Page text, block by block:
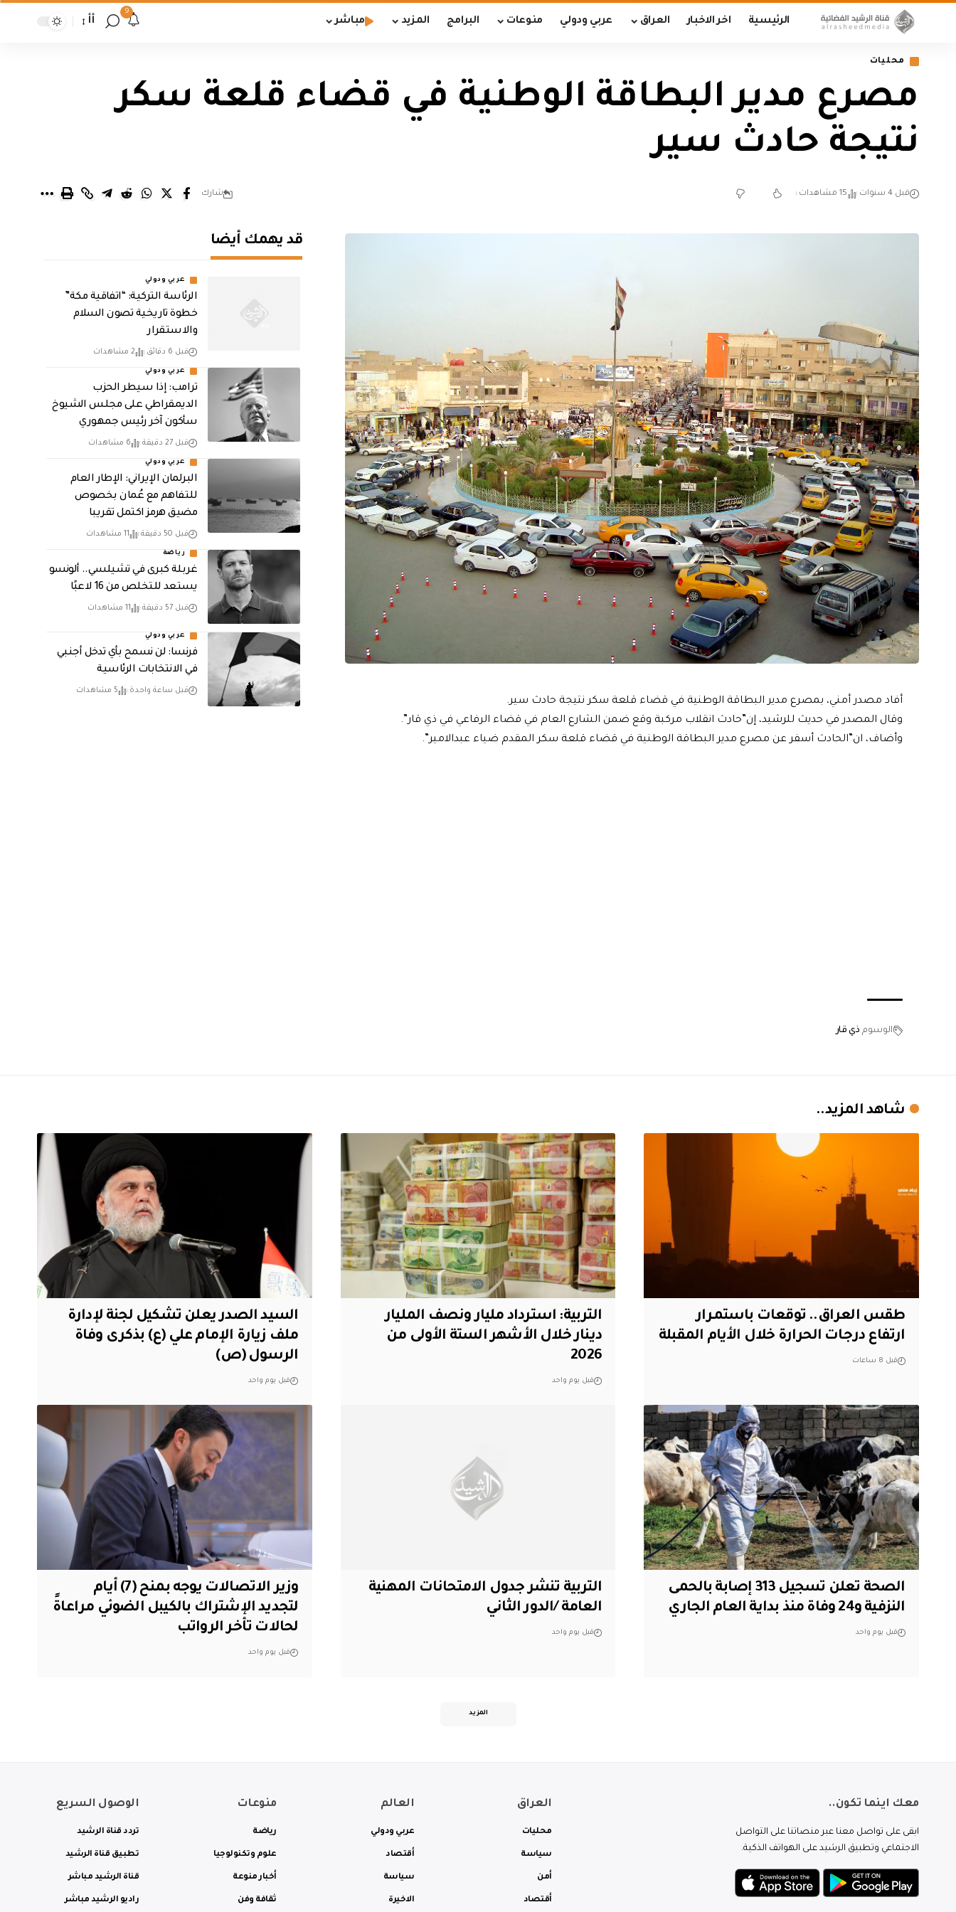
الرئيسية اخر الاخبار العراق عربي ودولي منوعات البرامج المزيد مباشر
9
أأ
محليات
مصرع مدير البطاقة الوطنية في قضاء قلعة سكر
نتيجة حادث سير
قبل 4 سنوات 15 مشاهدات شارك
أفاد مصدر أمني، بمصرع مدير البطاقة الوطنية في قضاء قلعة سكر نتيجة حادث سير.
وقال المصدر في حديث للرشيد، إن”حادث انقلاب مركبة وقع ضمن الشارع العام في قضاء الرفاعي في ذي قار”.
وأضاف، ان”الحادث أسفر عن مصرع مدير البطاقة الوطنية في قضاء قلعة سكر المقدم ضياء عبدالامير”.
الوسوم ذي قار
قد يهمك أيضا
عربي ودولي
الرئاسة التركية: “اتفاقية مكة”
خطوة تاريخية تصون السلام
والاستقرار
قبل 6 دقائق 2 مشاهدات
عربي ودولي
ترامب: إذا سيطر الحزب
الديمقراطي على مجلس الشيوخ
سأكون آخر رئيس جمهوري
قبل 27 دقيقة 6 مشاهدات
عربي ودولي
البرلمان الإيراني: الإطار العام
للتفاهم مع عُمان بخصوص
مضيق هرمز اكتمل تقريبا
قبل 50 دقيقة 11 مشاهدات
رياضة
غربلة كبرى في تشيلسي.. ألونسو
يستعد للتخلص من 16 لاعبًا
قبل 57 دقيقة 11 مشاهدات
عربي ودولي
فرنسا: لن نسمح بأي تدخل أجنبي
في الانتخابات الرئاسية
قبل ساعة واحدة 5 مشاهدات
شاهد المزيد..
طقس العراق.. توقعات باستمرار
ارتفاع درجات الحرارة خلال الأيام المقبلة
قبل 8 ساعات
التربية: استرداد مليار ونصف المليار
دينار خلال الأشهر الستة الأولى من
2026
قبل يوم واحد
السيد الصدر يعلن تشكيل لجنة لإدارة
ملف زيارة الإمام علي (ع) بذكرى وفاة
الرسول (ص)
قبل يوم واحد
الصحة تعلن تسجيل 313 إصابة بالحمى
النزفية و24 وفاة منذ بداية العام الجاري
قبل يوم واحد
التربية تنشر جدول الامتحانات المهنية
العامة /الدور الثاني
قبل يوم واحد
وزير الاتصالات يوجه بمنح (7) أيام
لتجديد الإشتراك بالكيبل الضوئي مراعاةً
لحالات تأخر الرواتب
قبل يوم واحد
المزيد
معك اينما تكون..
ابقى على تواصل معنا عبر منصاتنا على التواصل
الاجتماعي وتطبيق الرشيد على الهواتف الذكية.
العراق
محليات
سياسة
أمن
أقتصاد
العالم
عربي ودولي
أقتصاد
سياسة
الاخيرة
منوعات
رياضة
علوم وتكنولوجيا
أخبار منوعة
ثقافة وفن
الوصول السريع
تردد قناة الرشيد
تطبيق قناة الرشيد
قناة الرشيد مباشر
راديو الرشيد مباشر